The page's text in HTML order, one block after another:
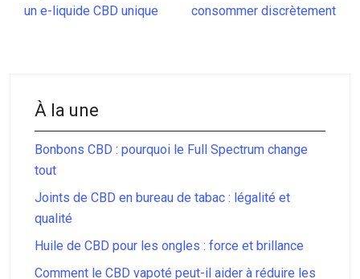
un e-liquide CBD unique
consommer discrètement
À la une
Bonbons CBD : pourquoi le Full Spectrum change
tout
Joints de CBD en bureau de tabac : légalité et
qualité
Huile de CBD pour les ongles : force et brillance
Comment le CBD vapoté peut-il aider à réduire les